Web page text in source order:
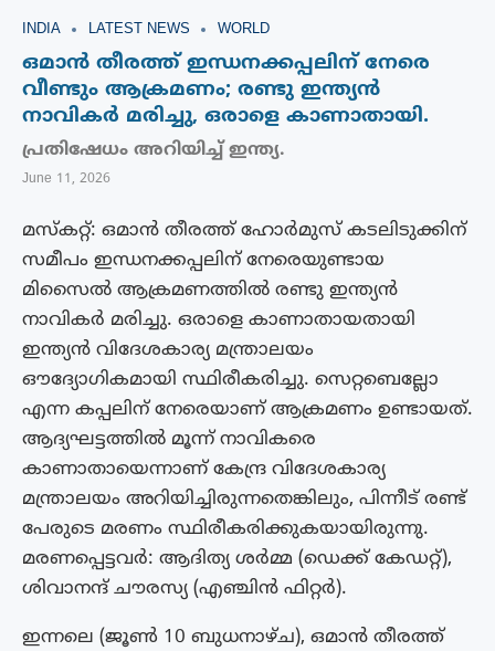
INDIA LATEST NEWS WORLD
ഒമാൻ തീരത്ത് ഇന്ധനക്കപ്പലിന് നേരെ
വീണ്ടും ആക്രമണം; രണ്ടു ഇന്ത്യൻ
നാവികർ മരിച്ചു, ഒരാളെ കാണാതായി.
പ്രതിഷേധം അറിയിച്ച് ഇന്ത്യ.
June 11, 2026
മസ്‌കറ്റ്: ഒമാൻ തീരത്ത് ഹോർമുസ് കടലിടുക്കിന്
സമീപം ഇന്ധനക്കപ്പലിന് നേരെയുണ്ടായ
മിസൈൽ ആക്രമണത്തിൽ രണ്ടു ഇന്ത്യൻ
നാവികർ മരിച്ചു. ഒരാളെ കാണാതായതായി
ഇന്ത്യൻ വിദേശകാര്യ മന്ത്രാലയം
ഔദ്യോഗികമായി സ്ഥിരീകരിച്ചു. സെറ്റബെല്ലോ
എന്ന കപ്പലിന് നേരെയാണ് ആക്രമണം ഉണ്ടായത്.
ആദ്യഘട്ടത്തിൽ മൂന്ന് നാവികരെ
കാണാതായെന്നാണ് കേന്ദ്ര വിദേശകാര്യ
മന്ത്രാലയം അറിയിച്ചിരുന്നതെങ്കിലും, പിന്നീട് രണ്ട്
പേരുടെ മരണം സ്ഥിരീകരിക്കുകയായിരുന്നു.
മരണപ്പെട്ടവർ: ആദിത്യ ശർമ്മ (ഡെക്ക് കേഡറ്റ്),
ശിവാനന്ദ് ചൗരസ്യ (എഞ്ചിൻ ഫിറ്റർ).
ഇന്നലെ (ജൂൺ 10 ബുധനാഴ്ച), ഒമാൻ തീരത്ത്